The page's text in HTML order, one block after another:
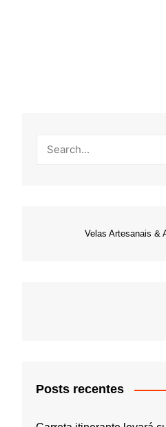
Velas Artesanais &
Posts recentes